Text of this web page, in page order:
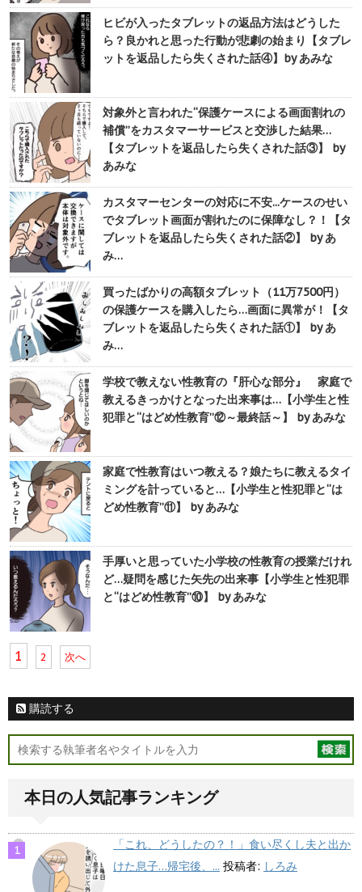
ヒビが入ったタブレットの返品方法はどうした
ら？良かれと思った行動が悲劇の始まり【タブレ
ットを返品したら失くされた話④】by あみな
対象外と言われた“保護ケースによる画面割れの
補償”をカスタマーサービスと交渉した結果…
【タブレットを返品したら失くされた話③】 by
あみな
カスタマーセンターの対応に不安...ケースのせい
でタブレット画面が割れたのに保障なし？！【タ
ブレットを返品したら失くされた話②】 by あ
み…
買ったばかりの高額タブレット（11万7500円）
の保護ケースを購入したら…画面に異常が！【タ
ブレットを返品したら失くされた話①】 by あ
み…
学校で教えない性教育の『肝心な部分』 家庭で
教えるきっかけとなった出来事は…【小学生と性
犯罪と“はどめ性教育”⑫～最終話～】 by あみな
家庭で性教育はいつ教える？娘たちに教えるタイ
ミングを計っていると…【小学生と性犯罪と“は
どめ性教育”⑪】 by あみな
手厚いと思っていた小学校の性教育の授業だけれ
ど…疑問を感じた矢先の出来事【小学生と性犯罪
と“はどめ性教育”⑩】 by あみな
1 2 次へ
購読する
本日の人気記事ランキング
「これ、どうしたの？！」食い尽くし夫と出か
けた息子…帰宅後、... 投稿者: しろみ